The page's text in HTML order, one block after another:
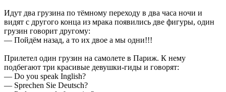
Идут два грузина по тёмному переходу в два часа ночи и
видят с другого конца из мрака появились две фигуры, один
грузин говорит другому:
— Пойдём назад, а то их двое а мы одни!!!
Прилетел один грузин на самолете в Париж. К нему
подбегают три красивые девушки-гиды и говорят:
— Do you speak Inglish?
— Sprechen Sie Deutsch?